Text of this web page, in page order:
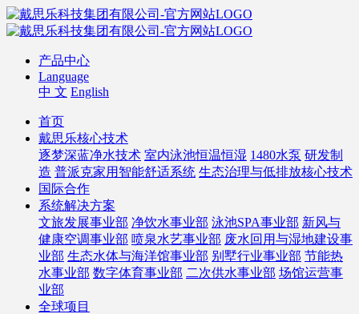
产品中心
Language
中 文 English
首页
戴思乐核心技术
逐梦深蓝净水技术 室内泳池恒温恒湿 1480水泵 研发制
造 普派克家用智能舒适系统 生态治理与低排放核心技术
国际合作
系统解决方案
文旅发展事业部 净饮水事业部 泳池SPA事业部 新风与
健康空调事业部 喷泉水艺事业部 废水回用与湿地建设事
业部 生态水体与海洋馆事业部 别墅行业事业部 节能热
水事业部 数字体育事业部 二次供水事业部 场馆运营事
业部
全球项目